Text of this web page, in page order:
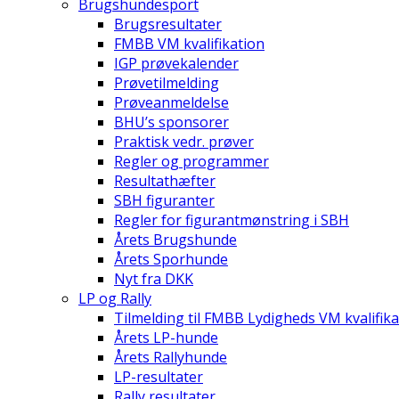
Brugshundesport
Brugsresultater
FMBB VM kvalifikation
IGP prøvekalender
Prøvetilmelding
Prøveanmeldelse
BHU’s sponsorer
Praktisk vedr. prøver
Regler og programmer
Resultathæfter
SBH figuranter
Regler for figurantmønstring i SBH
Årets Brugshunde
Årets Sporhunde
Nyt fra DKK
LP og Rally
Tilmelding til FMBB Lydigheds VM
Årets LP-hunde
Årets Rallyhunde
LP-resultater